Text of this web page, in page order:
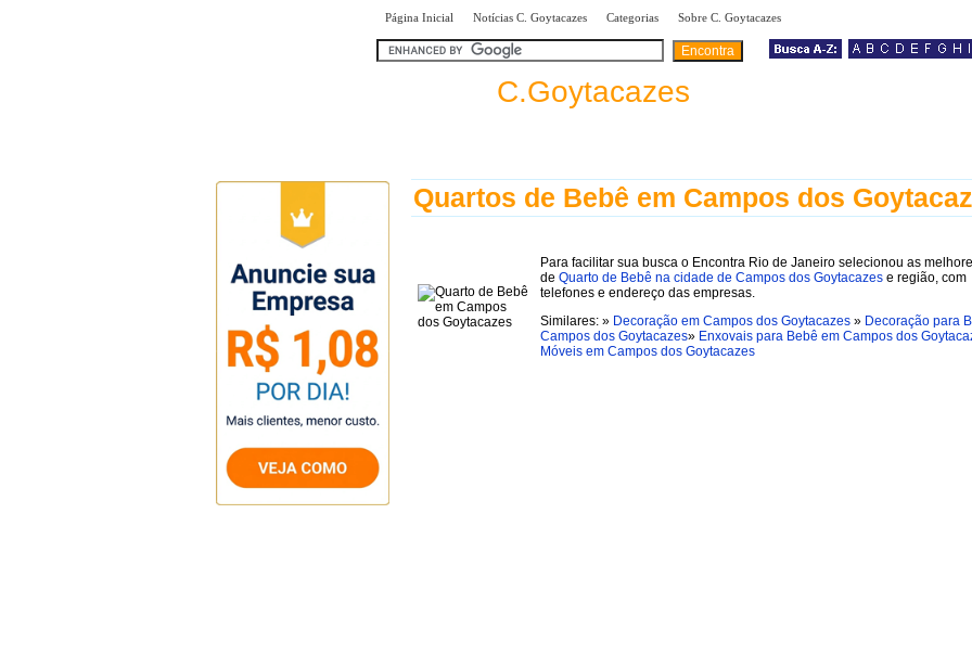
Página Inicial Notícias C. Goytacazes Categorias Sobre C. Goytacazes
C.Goytacazes
Quartos de Bebê em Campos dos
Para facilitar sua busca o Encontra Rio de Janeiro selecionou as
de Quarto de Bebê na cidade de Campos dos Goytacazes e região, com
telefones e endereço das empresas.
Similares: » Decoração em Campos dos Goytacazes » Decoração para
Campos dos Goytacazes» Enxovais para Bebê em Campos dos
Móveis em Campos dos Goytacazes